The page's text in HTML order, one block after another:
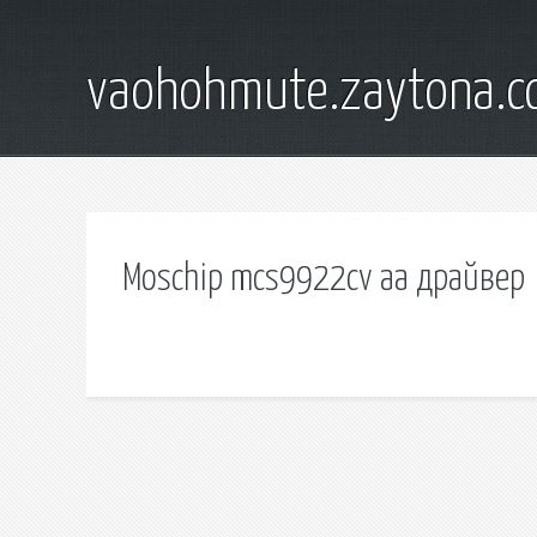
Moschip mcs9922cv aa драйвер